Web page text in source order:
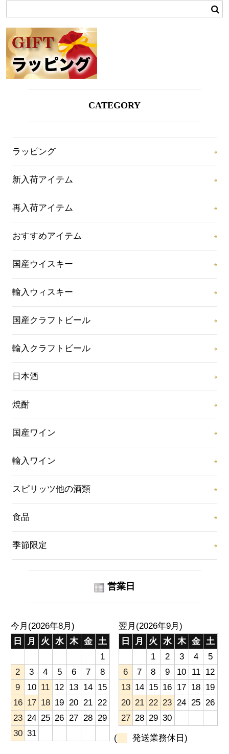
CATEGORY
ラッピング
新入荷アイテム
再入荷アイテム
おすすめアイテム
国産ウイスキー
輸入ウィスキー
国産クラフトビール
輸入クラフトビール
日本酒
焼酎
国産ワイン
輸入ワイン
スピリッツ他の酒類
食品
季節限定
営業日
今月(2026年8月)
日
月 火 水 木 金 土
1
2
3 4 5 6 7
8
9
10 11 12 13 14 15
16 17 18 19 20 21 22
23 24 25 26 27 28 29
30 31
翌月(2026年9月)
日
月 火 水 木 金
土
1
2 3 4
5
6
7 8 9 10 11
12
13 14 15 16 17 18 19
20 21 22 23 24 25 26
27 28 29 30
( 発送業務休日)